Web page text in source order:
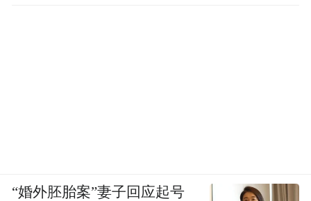
“婚外胚胎案”妻子回应起号